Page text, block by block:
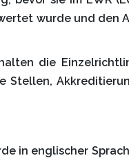
wurde und
die
Stellen,
in englischer